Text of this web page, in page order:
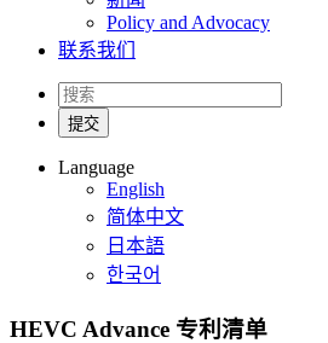
Policy and Advocacy
联系我们
Language
English
简体中文
日本語
한국어
HEVC Advance 专利清单